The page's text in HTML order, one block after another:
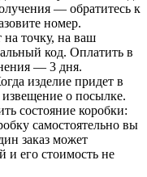
— обратитесь к
номер.
на точку, на ваш
код. Оплатить в
— 3 дня.
изделие придет в
о посылке.
состояние коробки:
самостоятельно вы
заказ может
и его стоимость не